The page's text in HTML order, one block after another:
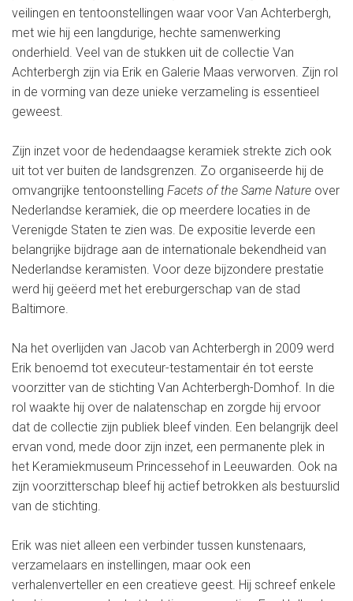
veilingen en tentoonstellingen waar voor Van Achterbergh,
met wie hij een langdurige, hechte samenwerking
onderhield. Veel van de stukken uit de collectie Van
Achterbergh zijn via Erik en Galerie Maas verworven. Zijn rol
in de vorming van deze unieke verzameling is essentieel
geweest.
Zijn inzet voor de hedendaagse keramiek strekte zich ook
uit tot ver buiten de landsgrenzen. Zo organiseerde hij de
omvangrijke tentoonstelling Facets of the Same Nature over
Nederlandse keramiek, die op meerdere locaties in de
Verenigde Staten te zien was. De expositie leverde een
belangrijke bijdrage aan de internationale bekendheid van
Nederlandse keramisten. Voor deze bijzondere prestatie
werd hij geëerd met het ereburgerschap van de stad
Baltimore.
Na het overlijden van Jacob van Achterbergh in 2009 werd
Erik benoemd tot executeur-testamentair én tot eerste
voorzitter van de stichting Van Achterbergh-Domhof. In die
rol waakte hij over de nalatenschap en zorgde hij ervoor
dat de collectie zijn publiek bleef vinden. Een belangrijk deel
ervan vond, mede door zijn inzet, een permanente plek in
het Keramiekmuseum Princessehof in Leeuwarden. Ook na
zijn voorzitterschap bleef hij actief betrokken als bestuurslid
van de stichting.
Erik was niet alleen een verbinder tussen kunstenaars,
verzamelaars en instellingen, maar ook een
verhalenverteller en een creatieve geest. Hij schreef enkele